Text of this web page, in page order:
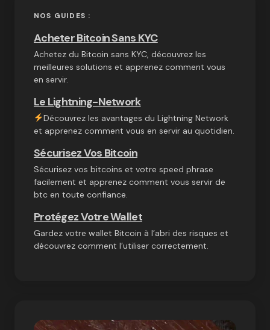
NOS GUIDES :
Acheter Bitcoin Sans KYC
Achetez du Bitcoin sans KYC, découvrez les
meilleures solutions et apprenez comment vous
en servir.
Le Lightning-Network
Découvrez les avantages du Lightning Network
et apprenez comment vous en servir au quotidien.
Sécurisez Vos Bitcoin
Sécurisez vos bitcoins et votre speed phrase
facilement et apprenez comment vous servir de
btc en toute confiance.
Protégez Votre Wallet
Gardez votre wallet Bitcoin à l’abri des risques et
découvrez comment l’utiliser correctement.